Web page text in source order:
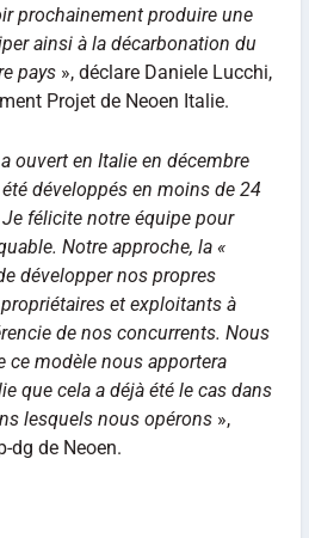
prochainement produire une
ainsi à la décarbonation du
pays», déclare Daniele Lucchi,
Projet de Neoen Italie.
ouvert en Italie en décembre
développés en moins de 24
félicite notre équipe pour
Notre approche, la «
développer nos propres
et exploitants à
de nos concurrents. Nous
ce modèle nous apportera
que cela a déjà été le cas dans
lesquels nous opérons»,
dg de Neoen.